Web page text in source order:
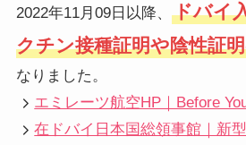
2022年11月09日以降、
ドバイ
クチン接種証明や陰性証
なりました。
エミレーツ航空HP｜Before
在ドバイ日本国総領事館｜新